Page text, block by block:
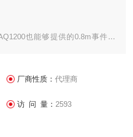
也能够提供的0.8m事件盲
少到32dB。
厂商性质： 代理商
访 问 量： 2593